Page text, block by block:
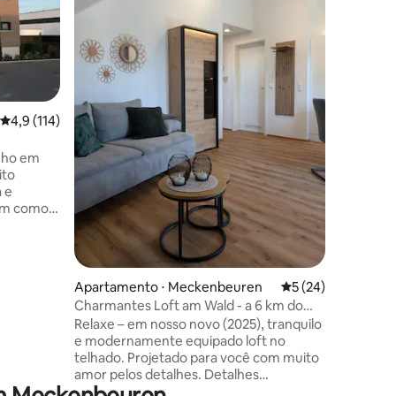
4,9 de uma avaliação média de 5, 114 avaliações
4,9 (114)
em
e
como
Apartamento ⋅ Meckenbeuren 5 de uma
5 (24)
Charmantes Loft am Wald - a 6 km do
lago, a 1 km da feira
Relaxe – em nosso novo (2025), tranquilo
e modernamente equipado loft no
telhado. Projetado para você com muito
amor pelos detalhes. Detalhes
impressionantes incluem a sala de estar